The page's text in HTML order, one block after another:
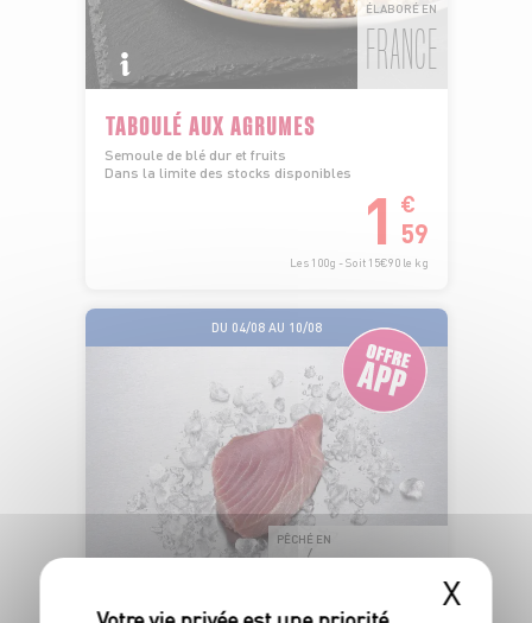
ÉLABORÉ EN
FRANCE
TABOULÉ AUX AGRUMES
Semoule de blé dur et fruits
Dans la limite des stocks disponibles
1 €
59
Les 100g - Soit 15€90 le kg
DU 04/08 AU 10/08
PÊCHÉ EN
X